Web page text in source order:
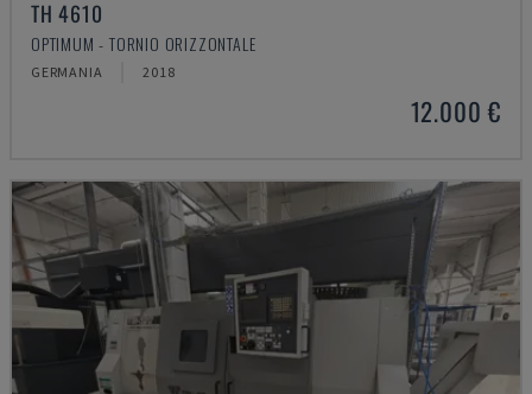
TH 4610
OPTIMUM - TORNIO ORIZZONTALE
GERMANIA 2018
12.000 €